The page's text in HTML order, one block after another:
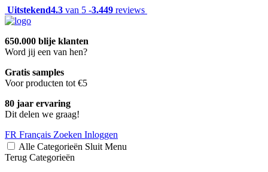
Uitstekend4.3 van 5 -3.449 reviews
650.000 blije klanten
Word jij een van hen?
Gratis samples
Voor producten tot €5
80 jaar ervaring
Dit delen we graag!
FR Français Zoeken Inloggen
Alle Categorieën Sluit Menu
Terug Categorieën